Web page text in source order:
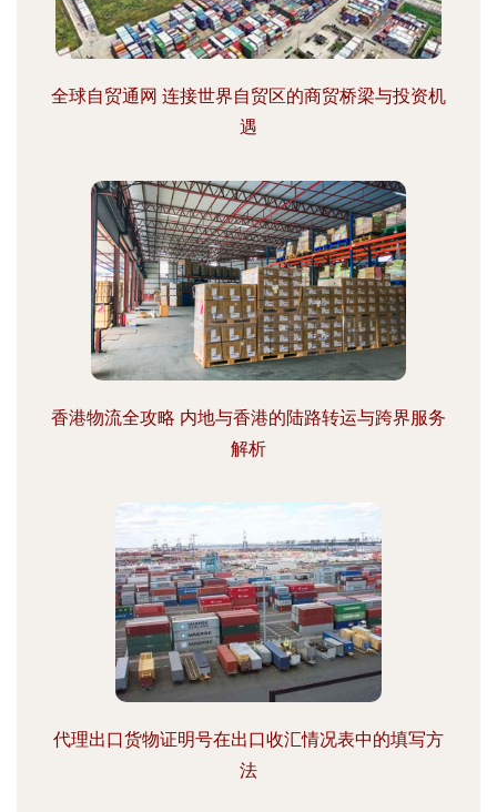
全球自贸通网 连接世界自贸区的商贸桥梁与投资机
遇
香港物流全攻略 内地与香港的陆路转运与跨界服务
解析
代理出口货物证明号在出口收汇情况表中的填写方
法